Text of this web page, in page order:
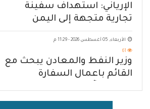
الإرياني: استهداف سفينة
تجارية متجهة إلى اليمن
يكشف حصار الحوثي للشعب
الأربعاء, 05 أغسطس 2026 - 11:29 م
61
وزير النفط والمعادن يبحث مع
القائم باعمال السفارة
المشترك